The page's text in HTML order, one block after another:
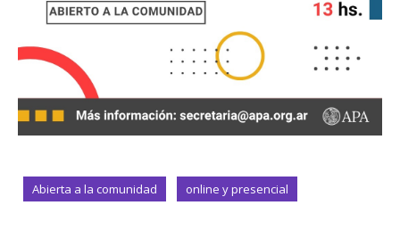
Abierta a la comunidad online y presencial